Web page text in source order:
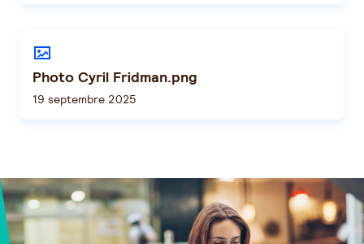
Photo Cyril Fridman.png
19 septembre 2025